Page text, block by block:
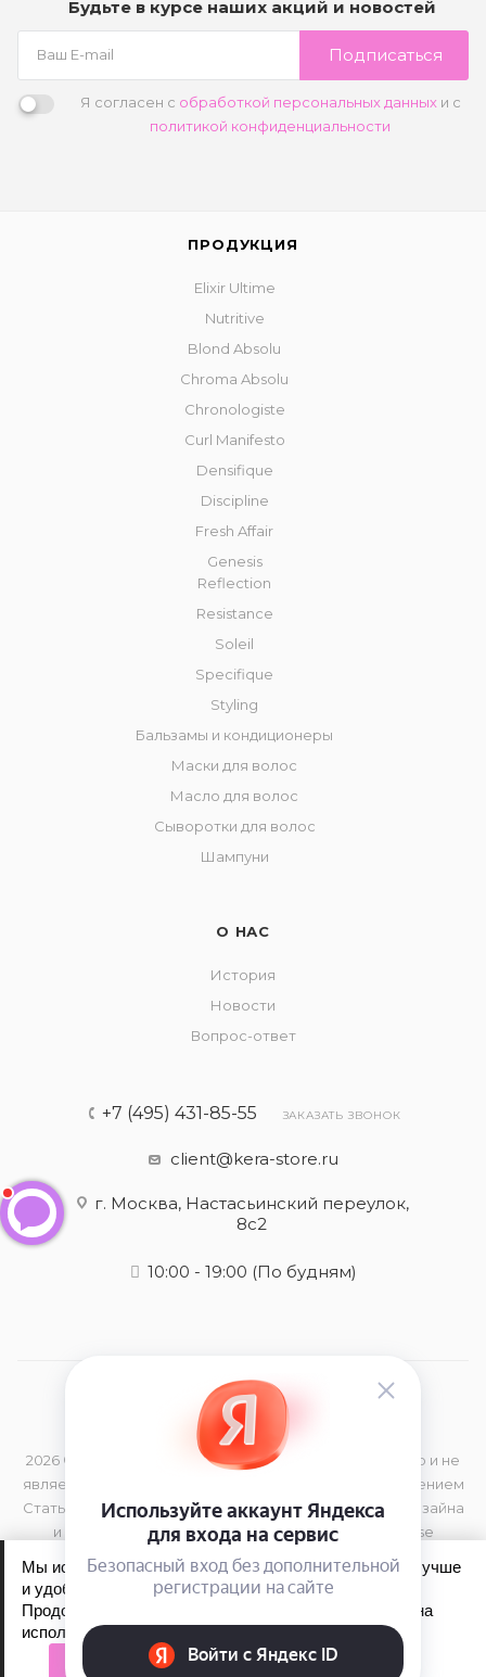
Будьте в курсе наших акций и новостей
Подписаться
Я согласен с обработкой персональных данных и с
политикой конфиденциальности
ПРОДУКЦИЯ
Elixir Ultime
Nutritive
Blond Absolu
Chroma Absolu
Chronologiste
Curl Manifesto
Densifique
Discipline
Fresh Affair
Genesis
Reflection
Resistance
Soleil
Specifique
Styling
Бальзамы и кондиционеры
Маски для волос
Масло для волос
Сыворотки для волос
Шампуни
О НАС
История
Новости
Вопрос-ответ
+7 (495) 431-85-55 ЗАКАЗАТЬ ЗВОНОК
client@kera-store.ru
г. Москва, Настасьинский переулок,
8с2
10:00 - 19:00 (По будням)
2026 © Данный сайт носит информационный характер и не
является публичной офертой, определяемой положением
Статьи 437 (2) Гражданского Кодекса РФ Элементы дизайна
и торговая марка принадлежат компании Kerastase
Обработка персональных данных
Политика конфиденциальности
Мы используем файлы cookie, чтобы сайт работал лучше
и удобнее для вас.
Продолжая пользоваться сайтом, вы соглашаетесь на
использование файлов cookie.
Принять